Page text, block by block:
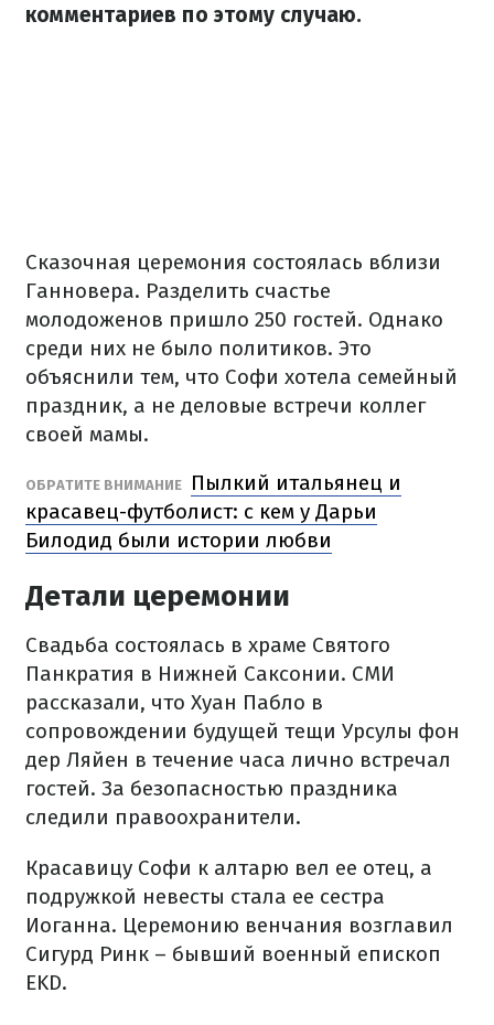
комментариев по этому случаю.
Сказочная церемония состоялась вблизи
Ганновера. Разделить счастье
молодоженов пришло 250 гостей. Однако
среди них не было политиков. Это
объяснили тем, что Софи хотела семейный
праздник, а не деловые встречи коллег
своей мамы.
ОБРАТИТЕ ВНИМАНИЕ
Пылкий итальянец и
красавец-футболист: с кем у Дарьи
Билодид были истории любви
Детали церемонии
Свадьба состоялась в храме Святого
Панкратия в Нижней Саксонии. СМИ
рассказали, что Хуан Пабло в
сопровождении будущей тещи Урсулы фон
дер Ляйен в течение часа лично встречал
гостей. За безопасностью праздника
следили правоохранители.
Красавицу Софи к алтарю вел ее отец, а
подружкой невесты стала ее сестра
Иоганна. Церемонию венчания возглавил
Сигурд Ринк – бывший военный епископ
EKD.